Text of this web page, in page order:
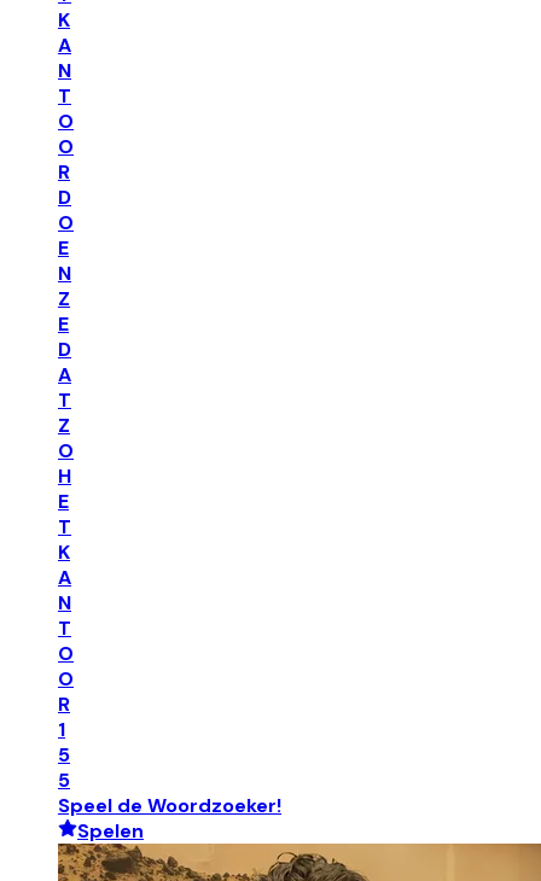
K
A
N
T
O
O
R
D
O
E
N
Z
E
D
A
T
Z
O
H
E
T
K
A
N
T
O
O
R
1
5
5
Speel de Woordzoeker!
Spelen